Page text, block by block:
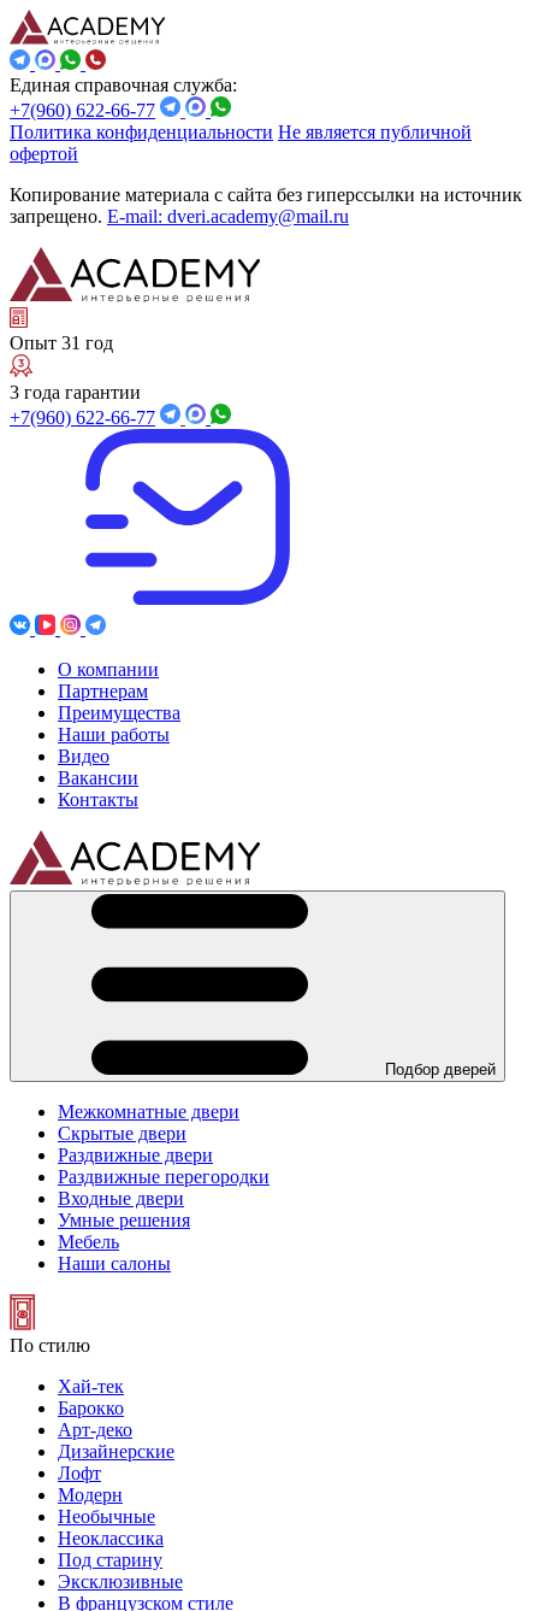
Единая справочная служба:
+7(960) 622-66-77
Политика конфиденциальности Не является публичной
офертой
Копирование материала с сайта без гиперссылки на источник
запрещено. E-mail: dveri.academy@mail.ru
Опыт 31 год
3 года гарантии
+7(960) 622-66-77
О компании
Партнерам
Преимущества
Наши работы
Видео
Вакансии
Контакты
Подбор дверей
Межкомнатные двери
Скрытые двери
Раздвижные двери
Раздвижные перегородки
Входные двери
Умные решения
Мебель
Наши салоны
По стилю
Хай-тек
Барокко
Арт-деко
Дизайнерские
Лофт
Модерн
Необычные
Неоклассика
Под старину
Эксклюзивные
В французском стиле